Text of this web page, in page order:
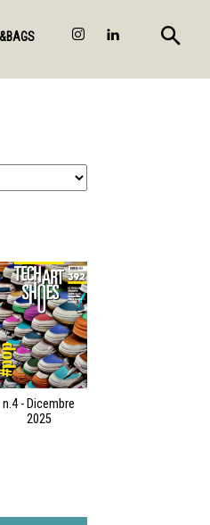
n.4 - Dicembre
2025